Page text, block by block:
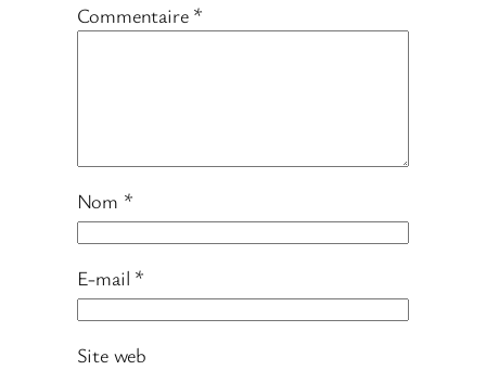
Commentaire *
Nom *
E-mail *
Site web